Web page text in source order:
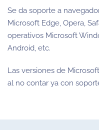
Se da soporte a
Microsoft Edge, Opera,
operativos Microsoft
Android, etc.
Las versiones de
al no contar ya con